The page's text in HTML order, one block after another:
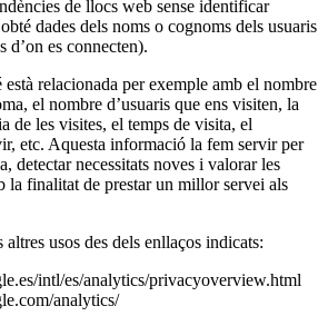
de llocs web sense identificar
dades dels noms o cognoms dels usuaris
d’on es connecten).
relacionada per exemple amb el nombre
el nombre d’usuaris que ens visiten, la
de les visites, el temps de visita, el
etc. Aquesta informació la fem servir per
detectar necessitats noves i valorar les
la finalitat de prestar un millor servei als
altres usos des dels enllaços indicats:
intl/es/analytics/privacyoverview.html
analytics/